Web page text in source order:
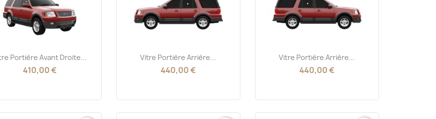
Aperçu rapide
Portière Avant Droite...
410,00 €
 Aperçu rapide
Vitre Portière Arrière...
440,00 €
 Aperçu rapide
Vitre Portière Arrière...
440,00 €